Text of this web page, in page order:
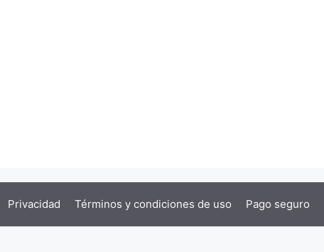
Privacidad Términos y condiciones de uso Pago seguro